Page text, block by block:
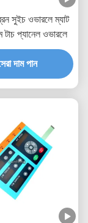
সুইচ ওভারলে ম্যাট
টাচ প্যানেল ওভারলে
দাম পান